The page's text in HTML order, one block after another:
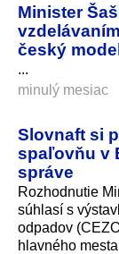
Minister
český
...
minulý mesiac
Slovnaft si
spaľovňu v
správe
Rozhodnutie
súhlasí s
odpadov
hlavného